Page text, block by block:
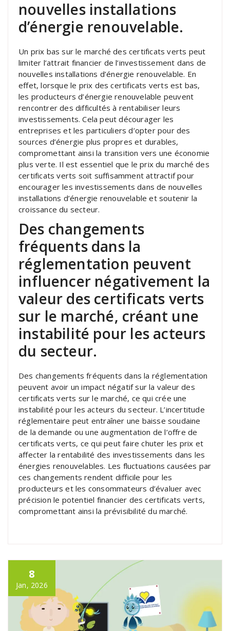
nouvelles installations
d’énergie renouvelable.
Un prix bas sur le marché des certificats verts peut
limiter l’attrait financier de l’investissement dans de
nouvelles installations d’énergie renouvelable. En
effet, lorsque le prix des certificats verts est bas,
les producteurs d’énergie renouvelable peuvent
rencontrer des difficultés à rentabiliser leurs
investissements. Cela peut décourager les
entreprises et les particuliers d’opter pour des
sources d’énergie plus propres et durables,
compromettant ainsi la transition vers une économie
plus verte. Il est essentiel que le prix du marché des
certificats verts soit suffisamment attractif pour
encourager les investissements dans de nouvelles
installations d’énergie renouvelable et soutenir la
croissance du secteur.
Des changements
fréquents dans la
réglementation peuvent
influencer négativement la
valeur des certificats verts
sur le marché, créant une
instabilité pour les acteurs
du secteur.
Des changements fréquents dans la réglementation
peuvent avoir un impact négatif sur la valeur des
certificats verts sur le marché, ce qui crée une
instabilité pour les acteurs du secteur. L’incertitude
réglementaire peut entraîner une baisse soudaine
de la demande ou une augmentation de l’offre de
certificats verts, ce qui peut faire chuter les prix et
affecter la rentabilité des investissements dans les
énergies renouvelables. Les fluctuations causées par
ces changements rendent difficile pour les
producteurs et les consommateurs d’évaluer avec
précision le potentiel financier des certificats verts,
compromettant ainsi la prévisibilité du marché.
8
Jan, 2026